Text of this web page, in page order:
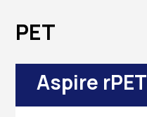
PET
Aspire rPET